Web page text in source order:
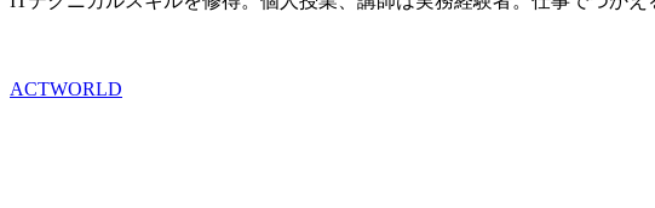
ACTWORLD